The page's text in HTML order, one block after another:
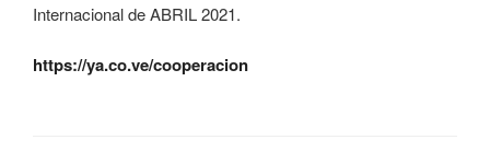
Internacional de ABRIL 2021.
https://ya.co.ve/cooperacion